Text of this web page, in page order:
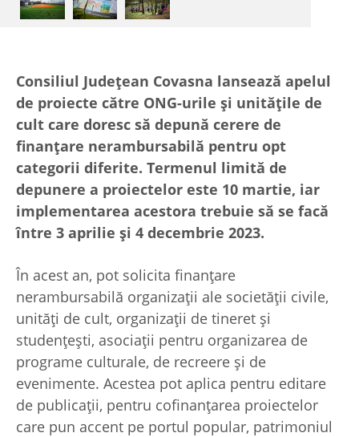
Consiliul Județean Covasna lansează apelul
de proiecte către ONG-urile și unitățile de
cult care doresc să depună cerere de
finanțare nerambursabilă pentru opt
categorii diferite. Termenul limită de
depunere a proiectelor este 10 martie, iar
implementarea acestora trebuie să se facă
între 3 aprilie și 4 decembrie 2023.
În acest an, pot solicita finanțare
nerambursabilă organizații ale societății civile,
unități de cult, organizații de tineret și
studențești, asociații pentru organizarea de
programe culturale, de recreere și de
evenimente. Acestea pot aplica pentru editare
de publicații, pentru cofinanțarea proiectelor
care pun accent pe portul popular, patrimoniul